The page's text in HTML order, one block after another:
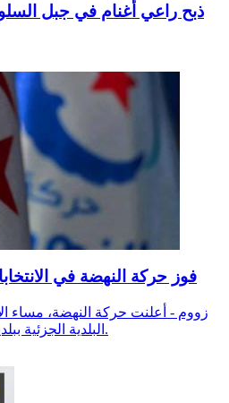
ذبح راعي أغنام في جبل
فوز حركة النهضة في
زووم - أعلنت حركة النهضة، مساء
البلدية الجزئية ببلدية حاسي الفريد في القصرين.